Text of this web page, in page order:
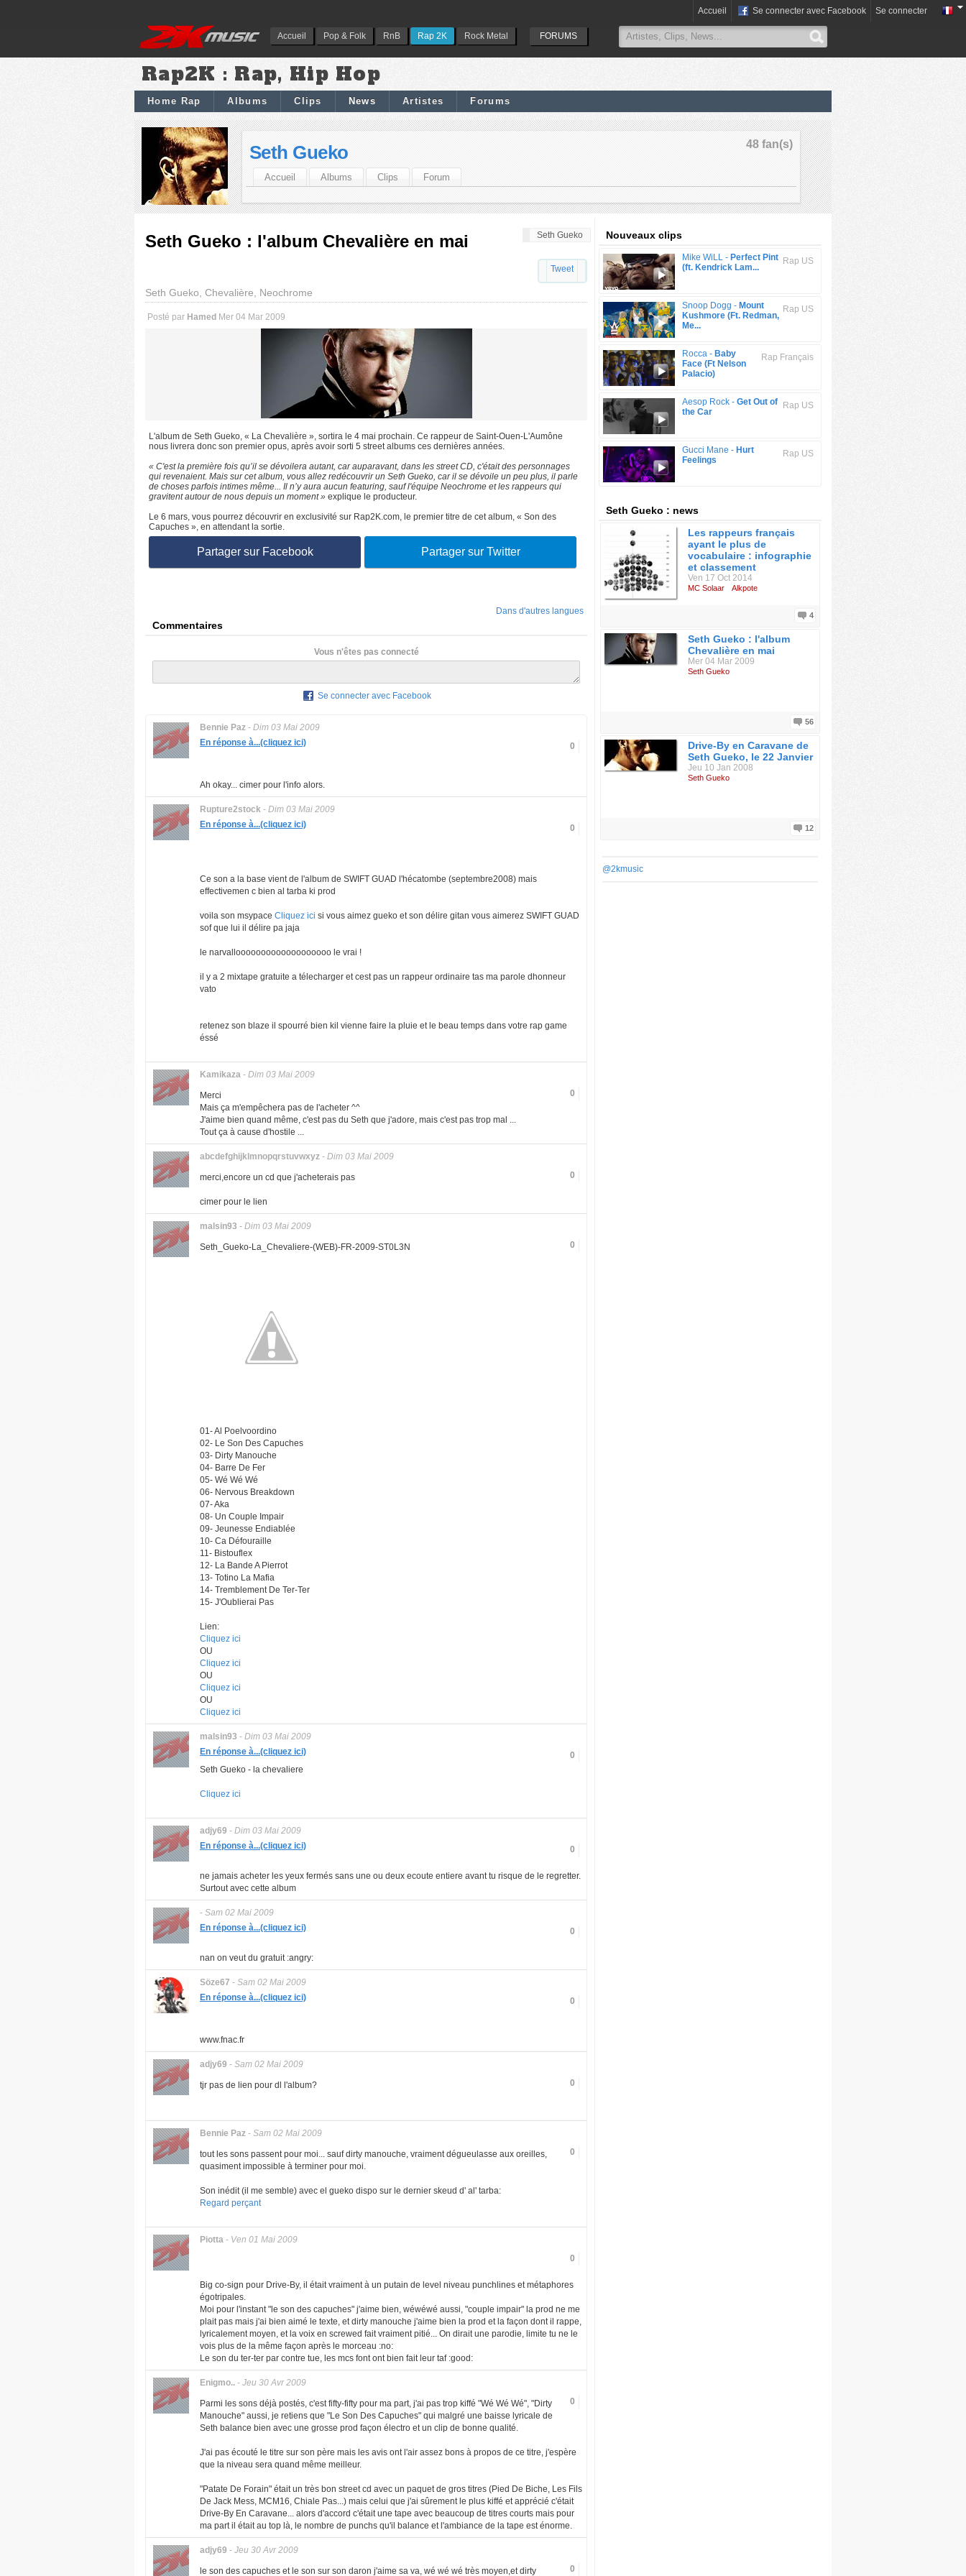
Accueil Pop & Folk RnB Rap 2K Rock Metal FORUMS
Accueil Se connecter avec Facebook Se connecter
Rap2K : Rap, Hip Hop
Home Rap Albums Clips News Artistes Forums
48 fan(s)
Seth Gueko
Accueil Albums Clips Forum
Seth Gueko
Seth Gueko : l'album Chevalière en mai
Tweet
Seth Gueko, Chevalière, Neochrome
Posté par Hamed Mer 04 Mar 2009
L'album de Seth Gueko, « La Chevalière », sortira le 4 mai prochain. Ce rappeur de Saint-Ouen-L'Aumône
nous livrera donc son premier opus, après avoir sorti 5 street albums ces dernières années.
« C'est la première fois qu’il se dévoilera autant, car auparavant, dans les street CD, c'était des personnages
qui revenaient. Mais sur cet album, vous allez redécouvrir un Seth Gueko, car il se dévoile un peu plus, il parle
de choses parfois intimes même... Il n’y aura aucun featuring, sauf l'équipe Neochrome et les rappeurs qui
gravitent autour de nous depuis un moment » explique le producteur.
Le 6 mars, vous pourrez découvrir en exclusivité sur Rap2K.com, le premier titre de cet album, « Son des
Capuches », en attendant la sortie.
Partager sur Facebook Partager sur Twitter
Dans d'autres langues
Commentaires
Vous n'êtes pas connecté
Se connecter avec Facebook
Bennie Paz - Dim 03 Mai 2009
0
En réponse à...(cliquez ici)
Ah okay... cimer pour l'info alors.
Rupture2stock - Dim 03 Mai 2009
0
En réponse à...(cliquez ici)
Ce son a la base vient de l'album de SWIFT GUAD l'hécatombe (septembre2008) mais
effectivemen c bien al tarba ki prod
voila son msypace Cliquez ici si vous aimez gueko et son délire gitan vous aimerez SWIFT GUAD
sof que lui il délire pa jaja
le narvallooooooooooooooooooo le vrai !
il y a 2 mixtape gratuite a télecharger et cest pas un rappeur ordinaire tas ma parole dhonneur
vato
retenez son blaze il spourré bien kil vienne faire la pluie et le beau temps dans votre rap game
éssé
Kamikaza - Dim 03 Mai 2009
0
Merci
Mais ça m'empêchera pas de l'acheter ^^
J'aime bien quand même, c'est pas du Seth que j'adore, mais c'est pas trop mal ...
Tout ça à cause d'hostile ...
abcdefghijklmnopqrstuvwxyz - Dim 03 Mai 2009
0
merci,encore un cd que j'acheterais pas
cimer pour le lien
malsin93 - Dim 03 Mai 2009
0
Seth_Gueko-La_Chevaliere-(WEB)-FR-2009-ST0L3N
01- Al Poelvoordino
02- Le Son Des Capuches
03- Dirty Manouche
04- Barre De Fer
05- Wé Wé Wé
06- Nervous Breakdown
07- Aka
08- Un Couple Impair
09- Jeunesse Endiablée
10- Ca Défouraille
11- Bistouflex
12- La Bande A Pierrot
13- Totino La Mafia
14- Tremblement De Ter-Ter
15- J'Oublierai Pas
Lien:
Cliquez ici
OU
Cliquez ici
OU
Cliquez ici
OU
Cliquez ici
malsin93 - Dim 03 Mai 2009
0
En réponse à...(cliquez ici)
Seth Gueko - la chevaliere
Cliquez ici
adjy69 - Dim 03 Mai 2009
0
En réponse à...(cliquez ici)
ne jamais acheter les yeux fermés sans une ou deux ecoute entiere avant tu risque de le regretter.
Surtout avec cette album
- Sam 02 Mai 2009
0
En réponse à...(cliquez ici)
nan on veut du gratuit :angry:
Söze67 - Sam 02 Mai 2009
0
En réponse à...(cliquez ici)
www.fnac.fr
adjy69 - Sam 02 Mai 2009
0
tjr pas de lien pour dl l'album?
Bennie Paz - Sam 02 Mai 2009
0
tout les sons passent pour moi... sauf dirty manouche, vraiment dégueulasse aux oreilles,
quasiment impossible à terminer pour moi.
Son inédit (il me semble) avec el gueko dispo sur le dernier skeud d' al' tarba:
Regard perçant
Piotta - Ven 01 Mai 2009
0
Big co-sign pour Drive-By, il était vraiment à un putain de level niveau punchlines et métaphores
égotripales.
Moi pour l'instant "le son des capuches" j'aime bien, wéwéwé aussi, "couple impair" la prod ne me
plait pas mais j'ai bien aimé le texte, et dirty manouche j'aime bien la prod et la façon dont il rappe,
lyricalement moyen, et la voix en screwed fait vraiment pitié... On dirait une parodie, limite tu ne le
vois plus de la même façon après le morceau :no:
Le son du ter-ter par contre tue, les mcs font ont bien fait leur taf :good:
Enigmo.. - Jeu 30 Avr 2009
0
Parmi les sons déjà postés, c'est fifty-fifty pour ma part, j'ai pas trop kiffé "Wé Wé Wé", "Dirty
Manouche" aussi, je retiens que "Le Son Des Capuches" qui malgré une baisse lyricale de
Seth balance bien avec une grosse prod façon électro et un clip de bonne qualité.
J'ai pas écouté le titre sur son père mais les avis ont l'air assez bons à propos de ce titre, j'espère
que la niveau sera quand même meilleur.
"Patate De Forain" était un très bon street cd avec un paquet de gros titres (Pied De Biche, Les Fils
De Jack Mess, MCM16, Chiale Pas...) mais celui que j'ai sûrement le plus kiffé et apprécié c'était
Drive-By En Caravane... alors d'accord c'était une tape avec beaucoup de titres courts mais pour
ma part il était au top là, le nombre de punchs qu'il balance et l'ambiance de la tape est énorme.
adjy69 - Jeu 30 Avr 2009
0
le son des capuches et le son sur son daron j'aime sa va, wé wé wé très moyen,et dirty
Nouveaux clips
Rap US
Mike WiLL - Perfect Pint
(ft. Kendrick Lam...
Rap US
Snoop Dogg - Mount
Kushmore (Ft. Redman,
Me...
Rap Français
Rocca - Baby
Face (Ft Nelson
Palacio)
Rap US
Aesop Rock - Get Out of
the Car
Rap US
Gucci Mane - Hurt
Feelings
Seth Gueko : news
Les rappeurs français
ayant le plus de
vocabulaire : infographie
et classement
Ven 17 Oct 2014
MC Solaar Alkpote
4
Seth Gueko : l'album
Chevalière en mai
Mer 04 Mar 2009
Seth Gueko
56
Drive-By en Caravane de
Seth Gueko, le 22 Janvier
Jeu 10 Jan 2008
Seth Gueko
12
@2kmusic